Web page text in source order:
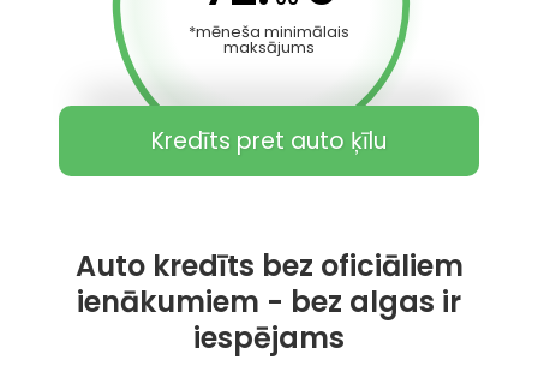
*mēneša minimālais
maksājums
Kredīts pret auto ķīlu
Auto kredīts bez oficiāliem
ienākumiem - bez algas ir
iespējams